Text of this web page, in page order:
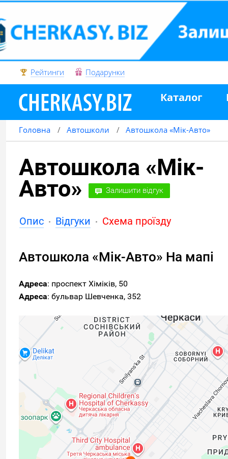
Рейтинги Подарунки
Каталог
Головна Автошколи Автошкола «Мік-Авто»
Автошкола «Мік-
Авто» Залишити відгук
Опис Відгуки Схема проїзду
Автошкола «Мік-Авто» На мапі
Адреса: проспект Хіміків, 50
Адреса: бульвар Шевченка, 352